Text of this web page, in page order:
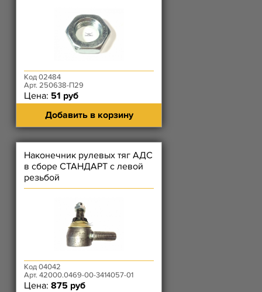
Код 02484
Арт. 250638-П29
Цена: 51 руб
Добавить в корзину
Наконечник рулевых тяг АДС
в сборе СТАНДАРТ с левой
резьбой
Код 04042
Арт. 42000.0469-00-3414057-01
Цена: 875 руб